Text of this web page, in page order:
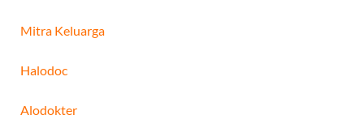
Mitra Keluarga
Halodoc
Alodokter